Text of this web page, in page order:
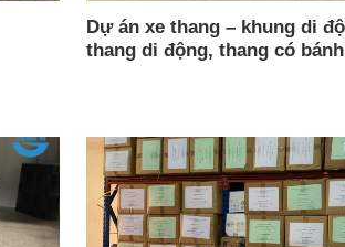
Dự án xe thang – khung di
thang di động, thang có